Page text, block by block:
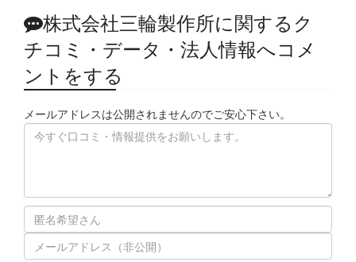
株式会社三輪製作所に関するク
チコミ・データ・法人情報へコメ
ントをする
メールアドレスは公開されませんのでご安心下さい。